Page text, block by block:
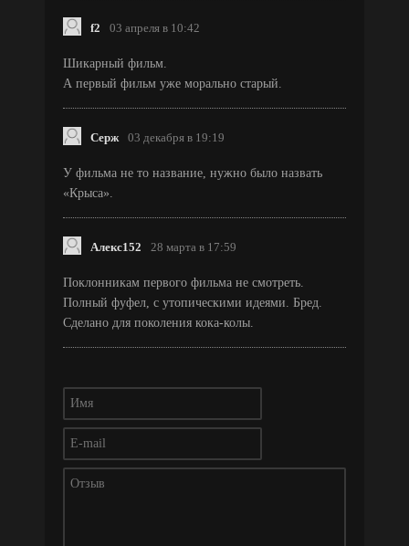
f2 03 апреля в 10:42
Шикарный фильм.
А первый фильм уже морально старый.
Серж 03 декабря в 19:19
У фильма не то название, нужно было назвать
«Крыса».
Алекс152 28 марта в 17:59
Поклонникам первого фильма не смотреть.
Полный фуфел, с утопическими идеями. Бред.
Сделано для поколения кока-колы.